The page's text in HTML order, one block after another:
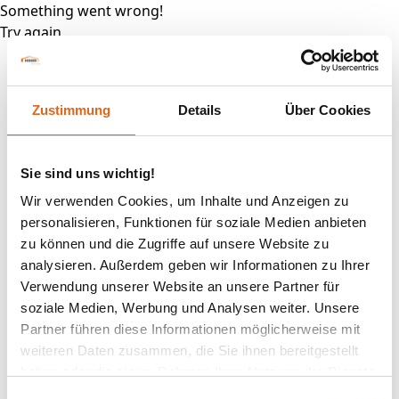
Zustimmung Details Über Cookies
Sie sind uns wichtig!
Wir verwenden Cookies, um Inhalte und Anzeigen zu
personalisieren, Funktionen für soziale Medien anbieten
zu können und die Zugriffe auf unsere Website zu
analysieren. Außerdem geben wir Informationen zu Ihrer
Verwendung unserer Website an unsere Partner für
soziale Medien, Werbung und Analysen weiter. Unsere
Partner führen diese Informationen möglicherweise mit
weiteren Daten zusammen, die Sie ihnen bereitgestellt
Something went wrong!
Try again